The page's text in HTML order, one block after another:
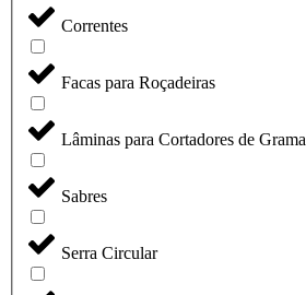
Correntes
Facas para Roçadeiras
Lâminas para Cortadores de Grama
Sabres
Serra Circular